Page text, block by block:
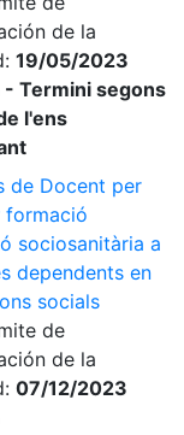
de la
19/05/2023
- Termini segons
l'ens
de Docent per
sociosanitària a
dependents en
socials
de
de la
07/12/2023